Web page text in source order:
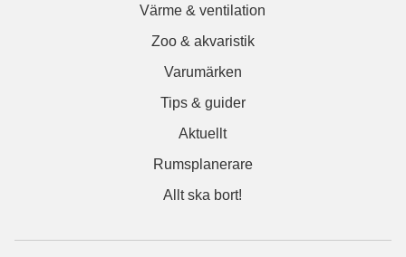
Värme & ventilation
Zoo & akvaristik
Varumärken
Tips & guider
Aktuellt
Rumsplanerare
Allt ska bort!